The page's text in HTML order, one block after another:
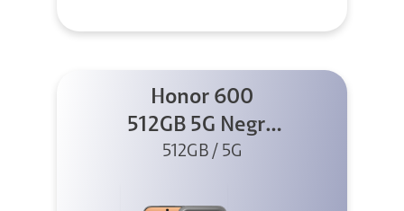
Honor 600
512GB 5G Negro
+ Clip 2
512GB / 5G